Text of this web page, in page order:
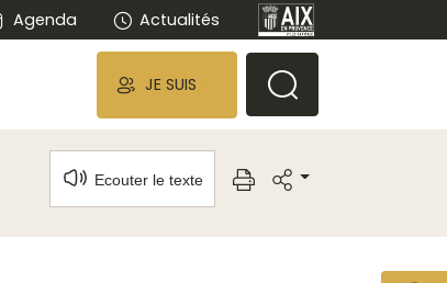
Agenda Actualités
JE SUIS
Ecouter le texte